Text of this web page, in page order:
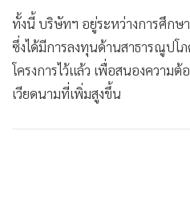
ทั้งนี้ บริษัทฯ อยู่ระหว่างการศึกษา
ซึ่งได้มีการลงทุนด้านสาธารณูปโ
โครงการไว้แล้ว เพื่อสนองความต้
เวียดนามที่เพิ่มสูงขึ้น